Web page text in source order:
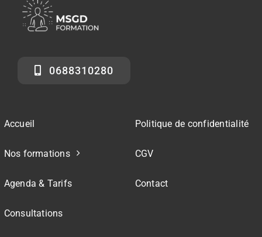
0688310280
Accueil
Nos formations
Agenda & Tarifs
Consultations
Politique de confidentialité
CGV
Contact